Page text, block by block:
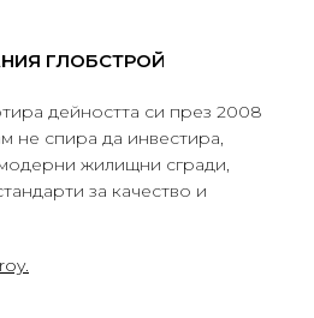
ГЛОБСТРОЙ
дейността си през 2008
не спира да инвестира,
жилищни сгради,
за качество и